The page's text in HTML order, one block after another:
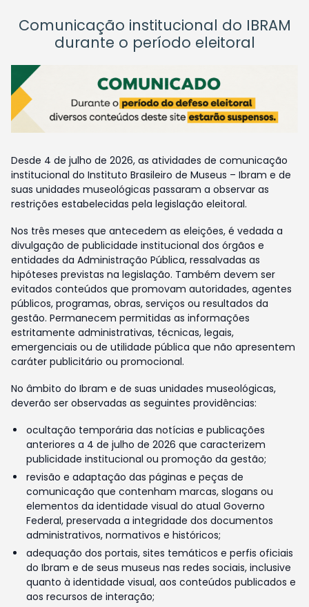
Comunicação institucional do IBRAM
durante o período eleitoral
Desde 4 de julho de 2026, as atividades de comunicação
institucional do Instituto Brasileiro de Museus – Ibram e de
suas unidades museológicas passaram a observar as
restrições estabelecidas pela legislação eleitoral.
Nos três meses que antecedem as eleições, é vedada a
divulgação de publicidade institucional dos órgãos e
entidades da Administração Pública, ressalvadas as
hipóteses previstas na legislação. Também devem ser
evitados conteúdos que promovam autoridades, agentes
públicos, programas, obras, serviços ou resultados da
gestão. Permanecem permitidas as informações
estritamente administrativas, técnicas, legais,
emergenciais ou de utilidade pública que não apresentem
caráter publicitário ou promocional.
No âmbito do Ibram e de suas unidades museológicas,
deverão ser observadas as seguintes providências:
ocultação temporária das notícias e publicações
anteriores a 4 de julho de 2026 que caracterizem
publicidade institucional ou promoção da gestão;
revisão e adaptação das páginas e peças de
comunicação que contenham marcas, slogans ou
elementos da identidade visual do atual Governo
Federal, preservada a integridade dos documentos
administrativos, normativos e históricos;
adequação dos portais, sites temáticos e perfis oficiais
do Ibram e de seus museus nas redes sociais, inclusive
quanto à identidade visual, aos conteúdos publicados e
aos recursos de interação;